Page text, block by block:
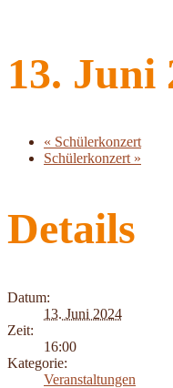
13. Juni
« Schülerkonzert
Schülerkonzert »
Details
Datum:
13. Juni 2024
Zeit:
16:00
Kategorie:
Veranstaltungen